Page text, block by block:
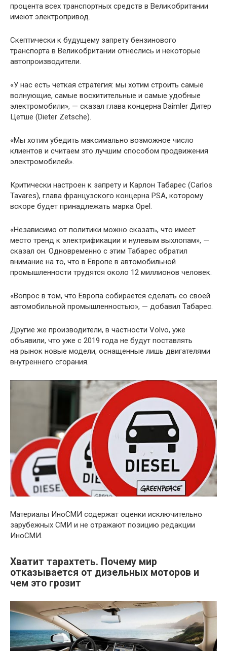
процента всех транспортных средств в Великобритании
имеют электропривод.
Скептически к будущему запрету бензинового
транспорта в Великобритании отнеслись и некоторые
автопроизводители.
«У нас есть четкая стратегия: мы хотим строить самые
волнующие, самые восхитительные и самые удобные
электромобили», — сказал глава концерна Daimler Дитер
Цетше (Dieter Zetsche).
«Мы хотим убедить максимально возможное число
клиентов и считаем это лучшим способом продвижения
электромобилей».
Критически настроен к запрету и Карлон Табарес (Carlos
Tavares), глава французского концерна PSA, которому
вскоре будет принадлежать марка Opel.
«Независимо от политики можно сказать, что имеет
место тренд к электрификации и нулевым выхлопам», —
сказал он. Одновременно с этим Табарес обратил
внимание на то, что в Европе в автомобильной
промышленности трудятся около 12 миллионов человек.
«Вопрос в том, что Европа собирается сделать со своей
автомобильной промышленностью», — добавил Табарес.
Другие же производители, в частности Volvo, уже
объявили, что уже с 2019 года не будут поставлять
на рынок новые модели, оснащенные лишь двигателями
внутреннего сгорания.
Материалы ИноСМИ содержат оценки исключительно
зарубежных СМИ и не отражают позицию редакции
ИноСМИ.
Хватит тарахтеть. Почему мир
отказывается от дизельных моторов и
чем это грозит